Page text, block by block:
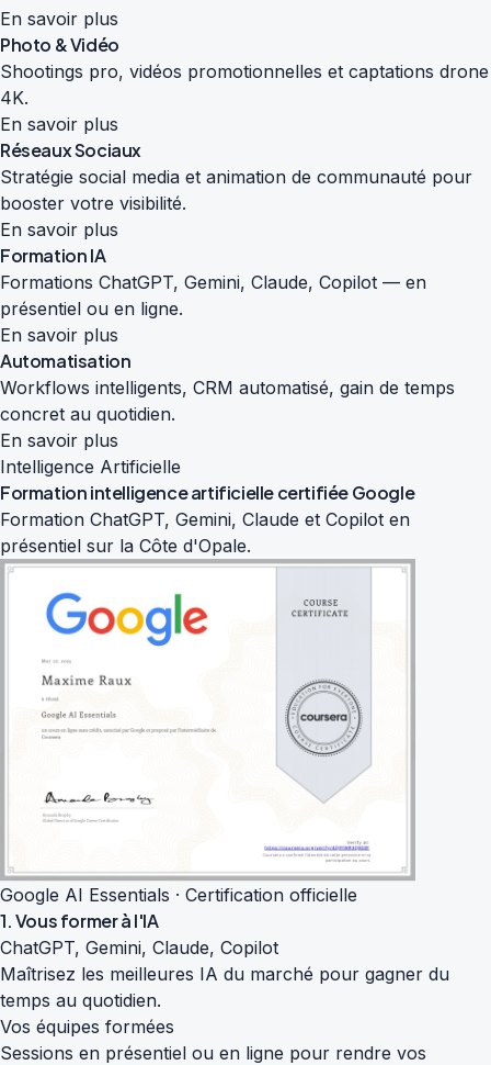
En savoir plus
Photo & Vidéo
Shootings pro, vidéos promotionnelles et captations drone
4K.
En savoir plus
Réseaux Sociaux
Stratégie social media et animation de communauté pour
booster votre visibilité.
En savoir plus
Formation IA
Formations ChatGPT, Gemini, Claude, Copilot — en
présentiel ou en ligne.
En savoir plus
Automatisation
Workflows intelligents, CRM automatisé, gain de temps
concret au quotidien.
En savoir plus
Intelligence Artificielle
Formation intelligence artificiellecertifiée Google
Formation ChatGPT, Gemini, Claude et Copilot en
présentiel sur la Côte d'Opale.
Google AI Essentials · Certification officielle
1. Vous former à l'IA
ChatGPT, Gemini, Claude, Copilot
Maîtrisez les meilleures IA du marché pour gagner du
temps au quotidien.
Vos équipes formées
Sessions en présentiel ou en ligne pour rendre vos